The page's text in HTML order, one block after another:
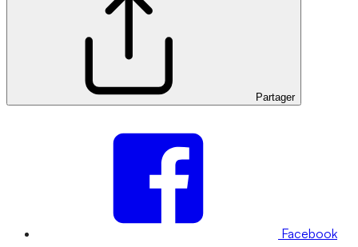
Partager
Facebook